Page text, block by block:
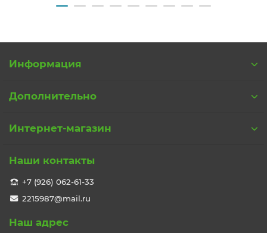
Информация
Дополнительно
Интернет-магазин
Наши контакты
+7 (926) 062-61-33
2215987@mail.ru
Наш адрес